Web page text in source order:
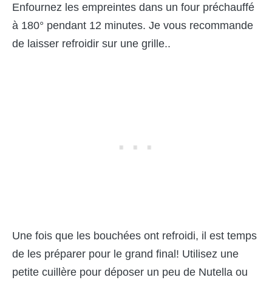
Enfournez les empreintes dans un four préchauffé
à 180° pendant 12 minutes. Je vous recommande
de laisser refroidir sur une grille..
Une fois que les bouchées ont refroidi, il est temps
de les préparer pour le grand final! Utilisez une
petite cuillère pour déposer un peu de Nutella ou